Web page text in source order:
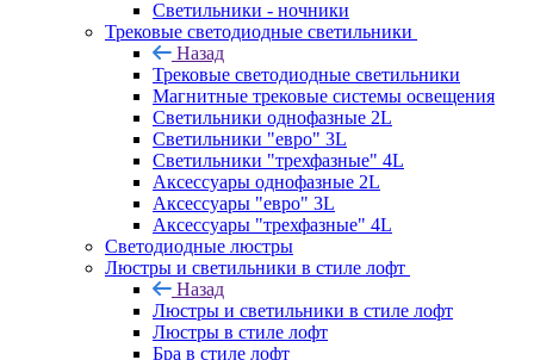
Светильники - ночники
Трековые светодиодные светильники
Назад
Трековые светодиодные светильники
Магнитные трековые системы освещения
Светильники однофазные 2L
Светильники "евро" 3L
Светильники "трехфазные" 4L
Аксессуары однофазные 2L
Аксессуары "евро" 3L
Аксессуары "трехфазные" 4L
Светодиодные люстры
Люстры и светильники в стиле лофт
Назад
Люстры и светильники в стиле лофт
Люстры в стиле лофт
Бра в стиле лофт